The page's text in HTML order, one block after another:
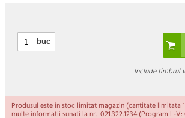
buc
Include timbrul
Produsul este in stoc limitat magazin (cantitate limitata
multe informatii sunati la nr. 021.322.1234 (Program L-V: